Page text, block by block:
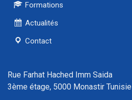
Formations
Actualités
Contact
Rue Farhat Hached Imm Saida
3ème étage, 5000 Monastir Tunisie